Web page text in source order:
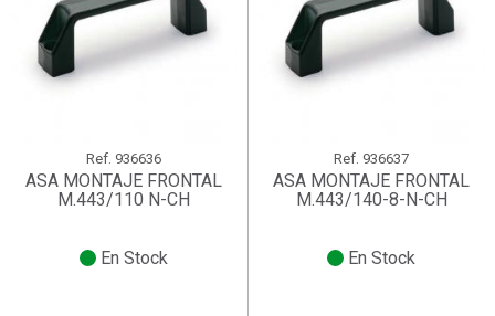
Ref. 936636
ASA MONTAJE FRONTAL
M.443/110 N-CH
En Stock
Ref. 936637
ASA MONTAJE FRONTAL
M.443/140-8-N-CH
En Stock